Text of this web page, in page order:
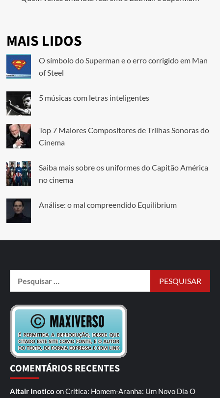
MAIS LIDOS
O símbolo do Superman e o erro corrigido em Man
of Steel
5 músicas com letras inteligentes
Top 7 Maiores Compositores de Trilhas Sonoras do
Cinema
Saiba mais sobre os uniformes do Capitão América
no cinema
Análise: o mal compreendido Equilibrium
COMENTÁRIOS RECENTES
Altair Inotico onCrítica: Homem-Aranha: Um Novo Dia O